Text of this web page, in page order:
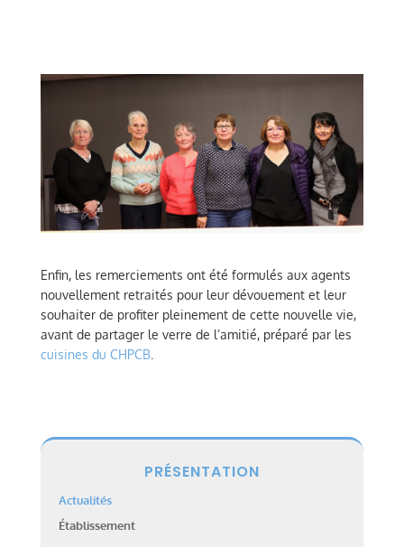
Enfin, les remerciements ont été formulés aux agents
nouvellement retraités pour leur dévouement et leur
souhaiter de profiter pleinement de cette nouvelle vie,
avant de partager le verre de l’amitié, préparé par les
cuisines du CHPCB.
PRÉSENTATION
Actualités
Établissement